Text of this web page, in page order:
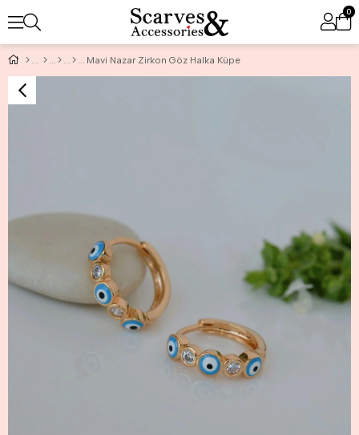
0
Mavi Nazar Zirkon Göz Halka Küpe